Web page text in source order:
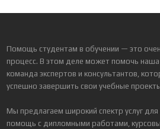
Помощь студентам в обучении — это
процесс. В этом деле может помочь
команда экспертов и консультантов,
успешно завершить свои учебные
Мы предлагаем широкий спектр услуг для
помощь с дипломными работами,